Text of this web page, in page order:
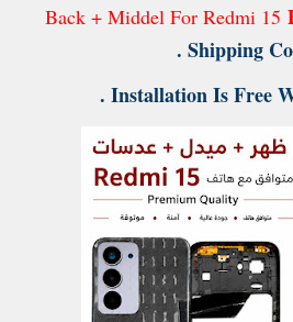
Back + Middel For Redmi 15
Shipping
Installation Is Free